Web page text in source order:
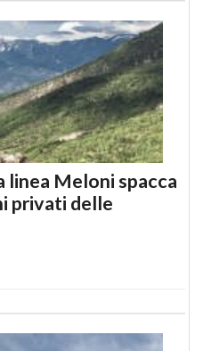
linea Meloni spacca
privati delle